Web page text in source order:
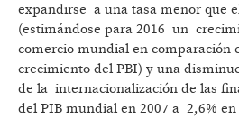
expandirse a una tasa menor que
(estimándose para 2016 un
comercio mundial en comparación
crecimiento del PBI) y una
de la internacionalización de las
del PIB mundial en 2007 a 2,6%